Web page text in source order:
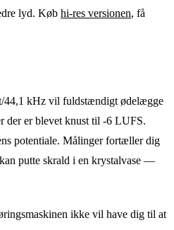
lyd. Køb hi-res versionen, få
44,1 kHz vil fuldstændigt ødelægge
der er blevet knust til -6 LUFS.
potentiale. Målinger fortæller dig
putte skrald i en krystalvase —
ikke vil have dig til at